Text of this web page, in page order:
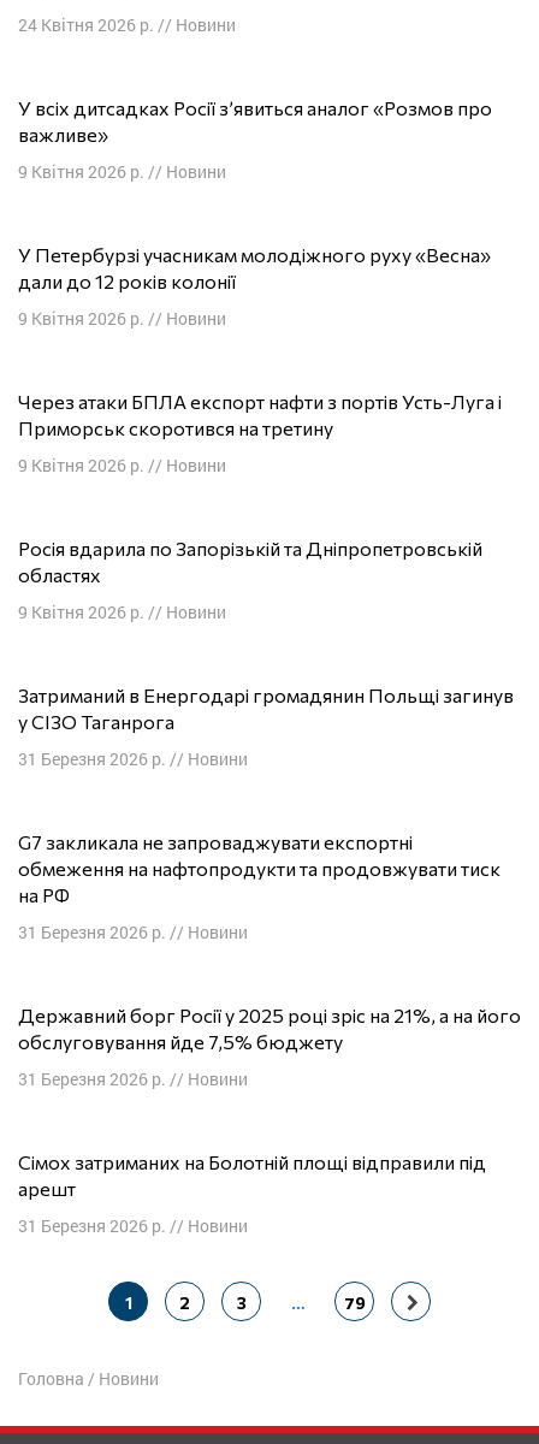
24 Квітня 2026 р. // Новини
У всіх дитсадках Росії з’явиться аналог «Розмов про
важливе»
9 Квітня 2026 р. // Новини
У Петербурзі учасникам молодіжного руху «Весна»
дали до 12 років колонії
9 Квітня 2026 р. // Новини
Через атаки БПЛА експорт нафти з портів Усть-Луга і
Приморськ скоротився на третину
9 Квітня 2026 р. // Новини
Росія вдарила по Запорізькій та Дніпропетровській
областях
9 Квітня 2026 р. // Новини
Затриманий в Енергодарі громадянин Польщі загинув
у СІЗО Таганрога
31 Березня 2026 р. // Новини
G7 закликала не запроваджувати експортні
обмеження на нафтопродукти та продовжувати тиск
на РФ
31 Березня 2026 р. // Новини
Державний борг Росії у 2025 році зріс на 21%, а на його
обслуговування йде 7,5% бюджету
31 Березня 2026 р. // Новини
Сімох затриманих на Болотній площі відправили під
арешт
31 Березня 2026 р. // Новини
Навігація
1 2 3 … 79
Головна / Новини